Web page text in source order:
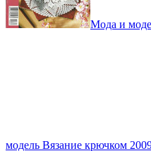
Мода и
модель Вязание крючком